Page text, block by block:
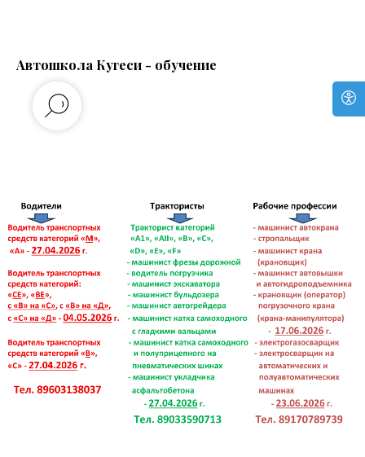
Автошкола Кугеси - обучение